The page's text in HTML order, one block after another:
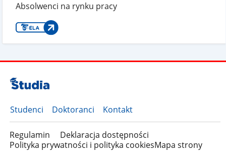
Absolwenci na rynku pracy
Studenci Doktoranci Kontakt
Regulamin
Deklaracja dostępności
Polityka prywatności i polityka cookiesMapa strony